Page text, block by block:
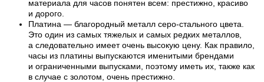
материала для часов понятен всем: престижно, красиво
и дорого.
Платина — благородный металл серо-стального цвета.
Это один из самых тяжелых и самых редких металлов,
а следовательно имеет очень высокую цену. Как правило,
часы из платины выпускаются именитыми брендами
и ограниченными выпусками, поэтому иметь их, также как
в случае с золотом, очень престижно.